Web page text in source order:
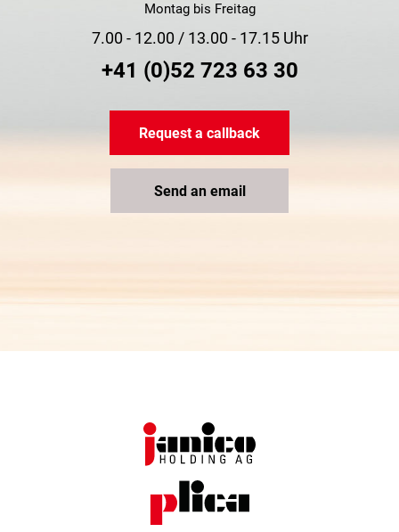
Montag bis Freitag
7.00 - 12.00 / 13.00 - 17.15 Uhr
+41 (0)52 723 63 30
Request a callback
Send an email